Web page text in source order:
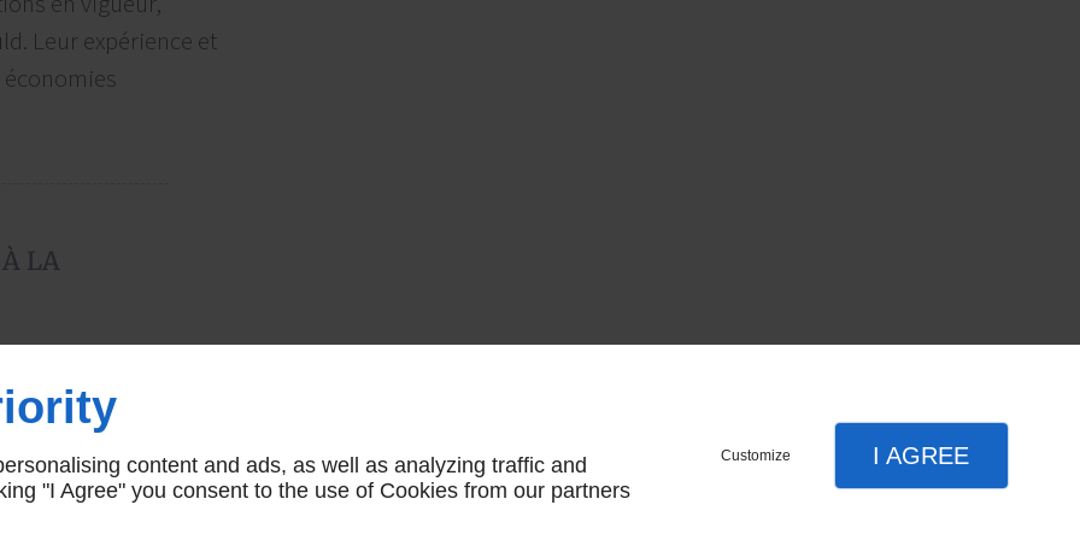
Leur expérience et
À LA
travaux de
pour redonner
à la maçonnerie
façadiers se
content and ads, as well as analyzing traffic and
"I Agree" you consent to the use of Cookies from our partners
Customize I AGREE